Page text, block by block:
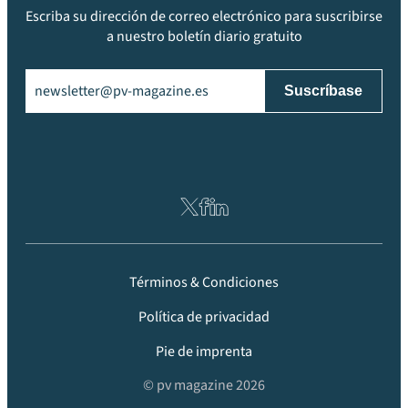
Escriba su dirección de correo electrónico para suscribirse
a nuestro boletín diario gratuito
Términos & Condiciones
Política de privacidad
Pie de imprenta
© pv magazine 2026